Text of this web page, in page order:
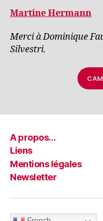
Martine Hermann
Merci à Dominique
Silvestri.
A propos…
Liens
Mentions légales
Newsletter